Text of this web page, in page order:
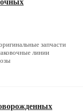
запчасти
линии